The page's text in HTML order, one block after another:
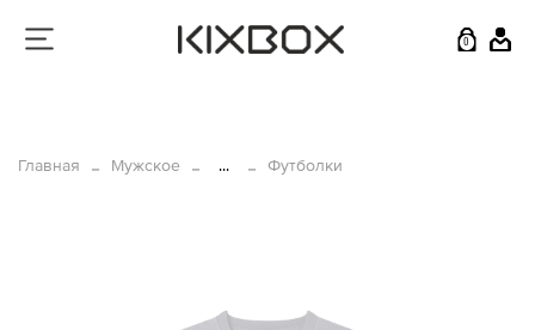
0
Главная Мужское ... Футболки